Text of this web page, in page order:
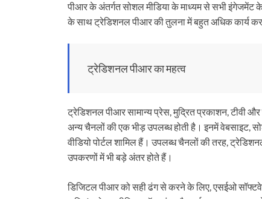
पीआर के अंतर्गत सोशल मीडिया के माध्यम से सभी
के साथ ट्रेडिशनल पीआर की तुलना में बहुत अधिक कार्य
ट्रेडिशनल पीआर का महत्व
ट्रेडिशनल पीआर सामान्य प्रेस, मुद्रित प्रकाशन, टीवी
अन्य चैनलों की एक भीड़ उपलब्ध होती है। इनमें वेबसाइट,
वीडियो पोर्टल शामिल हैं। उपलब्ध चैनलों की तरह,
उपकरणों में भी बड़े अंतर होते हैं।
डिजिटल पीआर को सही ढंग से करने के लिए, एसईओ